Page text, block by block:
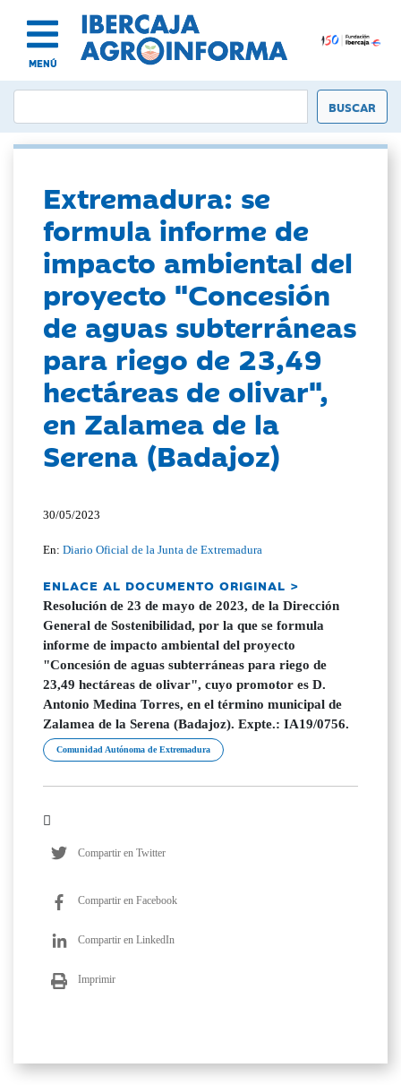
MENÚ
Extremadura: se
formula informe de
impacto ambiental del
proyecto "Concesión
de aguas subterráneas
para riego de 23,49
hectáreas de olivar",
en Zalamea de la
Serena (Badajoz)
30/05/2023
En:Diario Oficial de la Junta de Extremadura
ENLACE AL DOCUMENTO ORIGINAL >
Resolución de 23 de mayo de 2023, de la Dirección
General de Sostenibilidad, por la que se formula
informe de impacto ambiental del proyecto
"Concesión de aguas subterráneas para riego de
23,49 hectáreas de olivar", cuyo promotor es D.
Antonio Medina Torres, en el término municipal de
Zalamea de la Serena (Badajoz). Expte.: IA19/0756.
Comunidad Autónoma de Extremadura
Compartir en Twitter
Compartir en Facebook
Compartir en LinkedIn
Imprimir